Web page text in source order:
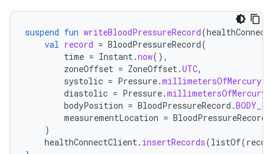
suspend fun writeBloodPressureRecord(
val record = BloodPressureRecord(
time = Instant.now(),
zoneOffset = ZoneOffset.UTC,
systolic = Pressure.millimetersOfMercury
diastolic = Pressure.millimetersOfMercury
bodyPosition = BloodPressureRecord .
measurementLocation = BloodPressureRecord
)
healthConnectClient. insertRecords(listOf(